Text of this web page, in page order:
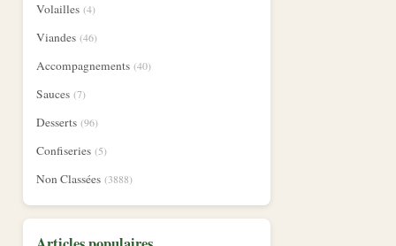
Volailles (4)
Viandes (46)
Accompagnements (40)
Sauces (7)
Desserts (96)
Confiseries (5)
Non Classées (3888)